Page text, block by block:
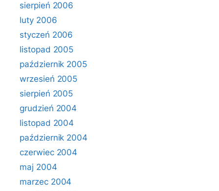
sierpień 2006
luty 2006
styczeń 2006
listopad 2005
październik 2005
wrzesień 2005
sierpień 2005
grudzień 2004
listopad 2004
październik 2004
czerwiec 2004
maj 2004
marzec 2004